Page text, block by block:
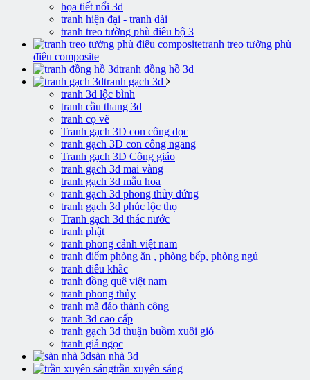
họa tiết nổi 3d
tranh hiện đại - tranh dài
tranh treo tường phù điêu bộ 3
tranh treo tường phù
điêu composite
tranh đồng hồ 3d
tranh gạch 3d
tranh 3d lộc bình
tranh cầu thang 3d
tranh cọ vẽ
Tranh gạch 3D con công dọc
tranh gạch 3D con công ngang
Tranh gạch 3D Công giáo
tranh gạch 3d mai vàng
tranh gạch 3d mẫu hoa
tranh gạch 3d phong thủy đứng
tranh gạch 3d phúc lộc thọ
Tranh gạch 3d thác nước
tranh phật
tranh phong cảnh việt nam
tranh điểm phòng ăn , phòng bếp, phòng ngủ
tranh điêu khắc
tranh đồng quê việt nam
tranh phong thủy
tranh mã đáo thành công
tranh 3d cao cấp
tranh gạch 3d thuận buồm xuôi gió
tranh giả ngọc
sàn nhà 3d
trần xuyên sáng